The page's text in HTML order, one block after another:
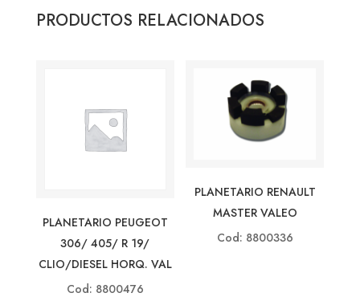
PRODUCTOS RELACIONADOS
PLANETARIO PEUGEOT
306/ 405/ R 19/
CLIO/DIESEL HORQ. VAL
Cod: 8800476
PLANETARIO RENAULT
MASTER VALEO
Cod: 8800336